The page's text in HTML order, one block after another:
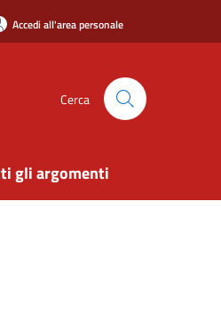
Accedi all'area personale
Cerca
gli argomenti